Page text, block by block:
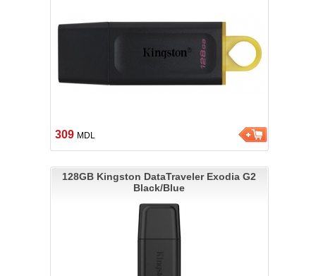
309 MDL
128GB Kingston DataTraveler Exodia G2
Black/Blue